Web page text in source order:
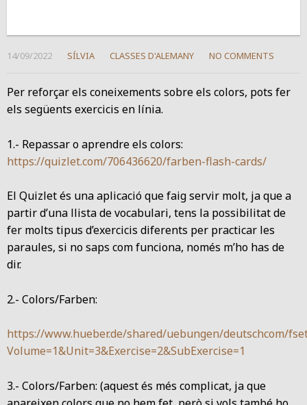
14/09/2022 SÍLVIA CLASSES D'ALEMANY NO COMMENTS
Per reforçar els coneixements sobre els colors, pots fer
els següents exercicis en línia.
1.- Repassar o aprendre els colors:
https://quizlet.com/706436620/farben-flash-cards/
El Quizlet és una aplicació que faig servir molt, ja que a
partir d’una llista de vocabulari, tens la possibilitat de
fer molts tipus d’exercicis diferents per practicar les
paraules, si no saps com funciona, només m’ho has de
dir.
2.- Colors/Farben:
https://www.hueber.de/shared/uebungen/deutschcom/
Volume=1&Unit=3&Exercise=2&SubExercise=1
3.- Colors/Farben: (aquest és més complicat, ja que